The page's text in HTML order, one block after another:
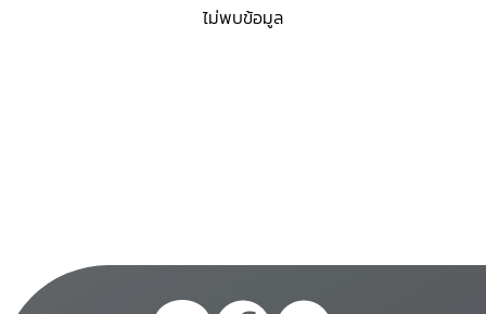
ไม่พบข้อมูล